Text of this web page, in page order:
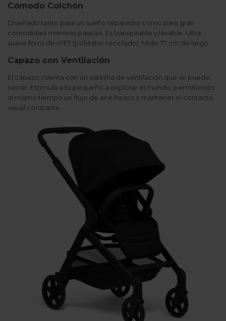
Cómodo Colchón
Diseñado tanto para un sueño reparador como para gran
comodidad mientras paseáis. Es transpirable y lavable. Ultra
suave forro de rPET (poliéster reciclado). Mide 77 cm de largo.
Capazo con Ventilación
El capazo cuenta con un sistema de ventilación que se puede
cerrar. Estimula a tu pequeño a explorar el mundo, permitiendo
al mismo tiempo un flujo de aire fresco y mantener el contacto
visual constante